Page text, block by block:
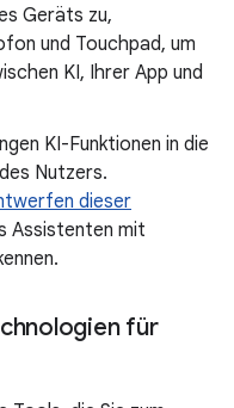
Geräts zu,
und Touchpad, um
KI, Ihrer App und
KI-Funktionen in die
Nutzers.
dieser
Assistenten mit
für